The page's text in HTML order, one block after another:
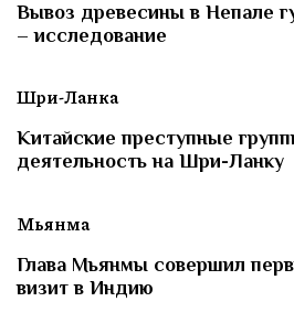
Вывоз древесины в Непале
– исследование
Шри-Ланка
Китайские преступные
деятельность на Шри-Ланку
Мьянма
Глава Мьянмы совершил
визит в Индию